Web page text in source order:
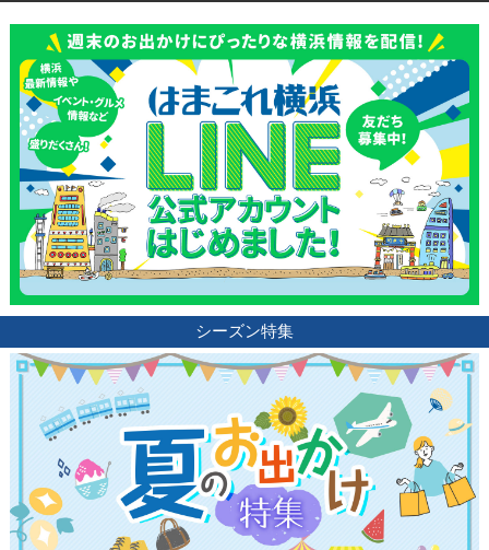
シーズン特集
観光ガイド